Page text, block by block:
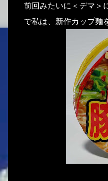
前回みたいに＜デマ＞
で私は、新作カップ麺